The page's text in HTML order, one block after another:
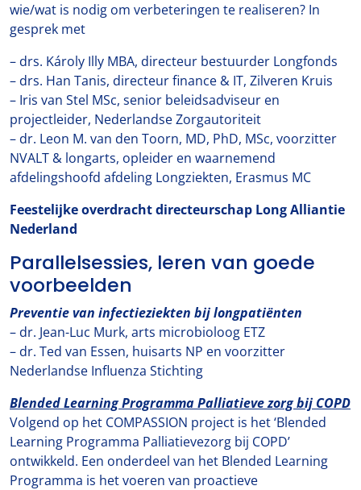
wie/wat is nodig om verbeteringen te realiseren? In
gesprek met
– drs. Károly Illy MBA, directeur bestuurder Longfonds
– drs. Han Tanis, directeur finance & IT, Zilveren Kruis
– Iris van Stel MSc, senior beleidsadviseur en
projectleider, Nederlandse Zorgautoriteit
– dr. Leon M. van den Toorn, MD, PhD, MSc, voorzitter
NVALT & longarts, opleider en waarnemend
afdelingshoofd afdeling Longziekten, Erasmus MC
Feestelijke overdracht directeurschap Long Alliantie
Nederland
Parallelsessies, leren van goede
voorbeelden
Preventie van infectieziekten bij longpatiënten
– dr. Jean-Luc Murk, arts microbioloog ETZ
– dr. Ted van Essen, huisarts NP en voorzitter
Nederlandse Influenza Stichting
Blended Learning Programma Palliatieve zorg bij COPD
Volgend op het COMPASSION project is het ‘Blended
Learning Programma Palliatievezorg bij COPD’
ontwikkeld. Een onderdeel van het Blended Learning
Programma is het voeren van proactieve